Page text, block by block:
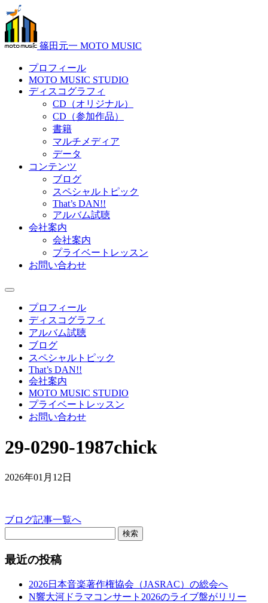
篠田元一 MOTO MUSIC
プロフィール
MOTO MUSIC STUDIO
ディスコグラフィ
CD（オリジナル）
CD（参加作品）
書籍
マルチメディア
データ
コンテンツ
ブログ
スペシャルトピック
That’s DAN!!
アルバム試聴
会社案内
会社案内
プライベートレッスン
お問い合わせ
プロフィール
ディスコグラフィ
アルバム試聴
ブログ
スペシャルトピック
That’s DAN!!
会社案内
MOTO MUSIC STUDIO
プライベートレッスン
お問い合わせ
29-0290-1987chick
2026年01月12日
ブログ記事一覧へ
検索
最近の投稿
2026日本音楽著作権協会（JASRAC）の総会へ
N響大河ドラマコンサート2026のライブ盤がリリー